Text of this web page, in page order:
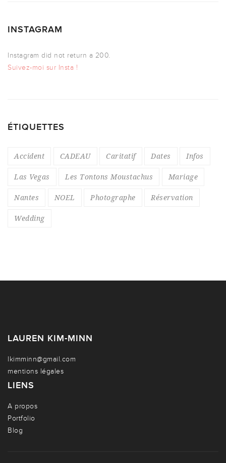
INSTAGRAM
Instagram did not return a 200.
Suivez-moi sur Insta !
ÉTIQUETTES
Accident CADEAU Caritatif Dates Infos
Las Vegas Les Tontons Moustachus Mariage
Nantes NOEL Photographe Réservation
Wedding
LAUREN KIM-MINN
lkimminn@gmail.com
mentions légales
LIENS
A propos
Portfolio
Blog